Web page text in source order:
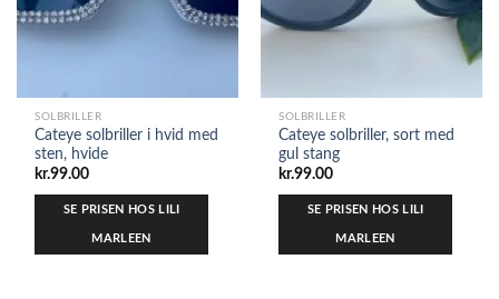
SOLBRILLER
Cateye solbriller i hvid med
sten, hvide
kr.99.00
SE PRISEN HOS LILI
MARLEEN
SOLBRILLER
Cateye solbriller, sort med
gul stang
kr.99.00
SE PRISEN HOS LILI
MARLEEN